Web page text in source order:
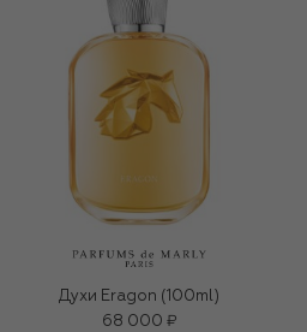
Духи Eragon (100ml)
68 000 ₽